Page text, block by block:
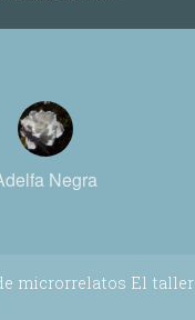
Negra
microrrelatos El taller